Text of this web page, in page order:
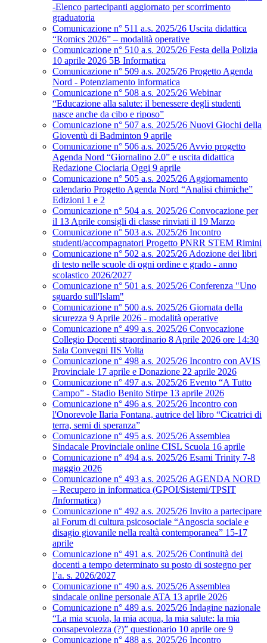
-Elenco partecipanti aggiornato per scorrimento
graduatoria
Comunicazione n° 511 a.s. 2025/26 Uscita didattica
“Romics 2026” – modalità operative
Comunicazione n° 510 a.s. 2025/26 Festa della Polizia
10 aprile 2026 5B Informatica
Comunicazione n° 509 a.s. 2025/26 Progetto Agenda
Nord - Potenziamento informatica
Comunicazione n° 508 a.s. 2025/26 Webinar
“Educazione alla salute: il benessere degli studenti
nasce anche da cibo e riposo”
Comunicazione n° 507 a.s. 2025/26 Nuovi Giochi della
Gioventù di Badminton 9 aprile
Comunicazione n° 506 a.s. 2025/26 Avvio progetto
Agenda Nord “Giornalino 2.0” e uscita didattica
Redazione Ciociaria Oggi 9 aprile
Comunicazione n° 505 a.s. 2025/26 Aggiornamento
calendario Progetto Agenda Nord “Analisi chimiche”
Edizioni 1 e 2
Comunicazione n° 504 a.s. 2025/26 Convocazione per
il 13 Aprile consigli di classe rinviati il 19 Marzo
Comunicazione n° 503 a.s. 2025/26 Incontro
studenti/accompagnatori Progetto PNRR STEM Rimini
Comunicazione n° 502 a.s. 2025/26 Adozione dei libri
di testo nelle scuole di ogni ordine e grado - anno
scolastico 2026/2027
Comunicazione n° 501 a.s. 2025/26 Conferenza "Uno
sguardo sull'Islam"
Comunicazione n° 500 a.s. 2025/26 Giornata della
sicurezza 9 Aprile 2026 - modalità operative
Comunicazione n° 499 a.s. 2025/26 Convocazione
Collegio Docenti straordinario 8 Aprile 2026 ore 14:30
Sala Convegni IIS Volta
Comunicazione n° 498 a.s. 2025/26 Incontro con AVIS
Provinciale 17 aprile e Donazione 22 aprile 2026
Comunicazione n° 497 a.s. 2025/26 Evento “A Tutto
Campo” - Stadio Benito Stirpe 13 aprile 2026
Comunicazione n° 496 a.s. 2025/26 Incontro con
l'Onorevole Ilaria Fontana, autrice del libro “Cicatrici di
terra, semi di speranza”
Comunicazione n° 495 a.s. 2025/26 Assemblea
Sindacale Provinciale online CISL Scuola 16 aprile
Comunicazione n° 494 a.s. 2025/26 Esami Trinity 7-8
maggio 2026
Comunicazione n° 493 a.s. 2025/26 AGENDA NORD
– Recupero in informatica (GPOI/Sistemi/TPSIT
/Informatica)
Comunicazione n° 492 a.s. 2025/26 Invito a partecipare
al Forum di cultura psicosociale “Angoscia sociale e
disagio giovanile nella realtà contemporanea” 15-17
aprile
Comunicazione n° 491 a.s. 2025/26 Continuità dei
docenti a tempo determinato su posto di sostegno per
l’a. s. 2026/2027
Comunicazione n° 490 a.s. 2025/26 Assemblea
sindacale online personale ATA 13 aprile 2026
Comunicazione n° 489 a.s. 2025/26 Indagine nazionale
“La mia scuola, la mia acqua, la mia salute: la mia
consapevolezza (?)” questionario 10 aprile ore 9
Comunicazione n° 488 a.s. 2025/26 Incontro